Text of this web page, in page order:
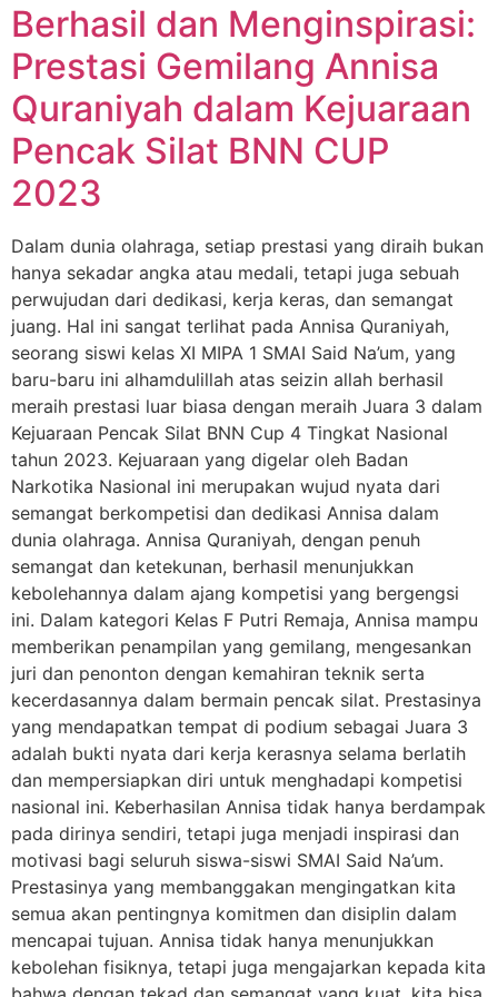
Berhasil dan Menginspirasi:
Prestasi Gemilang Annisa
Quraniyah dalam Kejuaraan
Pencak Silat BNN CUP
2023
Dalam dunia olahraga, setiap prestasi yang diraih bukan
hanya sekadar angka atau medali, tetapi juga sebuah
perwujudan dari dedikasi, kerja keras, dan semangat
juang. Hal ini sangat terlihat pada Annisa Quraniyah,
seorang siswi kelas XI MIPA 1 SMAI Said Na’um, yang
baru-baru ini alhamdulillah atas seizin allah berhasil
meraih prestasi luar biasa dengan meraih Juara 3 dalam
Kejuaraan Pencak Silat BNN Cup 4 Tingkat Nasional
tahun 2023. Kejuaraan yang digelar oleh Badan
Narkotika Nasional ini merupakan wujud nyata dari
semangat berkompetisi dan dedikasi Annisa dalam
dunia olahraga. Annisa Quraniyah, dengan penuh
semangat dan ketekunan, berhasil menunjukkan
kebolehannya dalam ajang kompetisi yang bergengsi
ini. Dalam kategori Kelas F Putri Remaja, Annisa mampu
memberikan penampilan yang gemilang, mengesankan
juri dan penonton dengan kemahiran teknik serta
kecerdasannya dalam bermain pencak silat. Prestasinya
yang mendapatkan tempat di podium sebagai Juara 3
adalah bukti nyata dari kerja kerasnya selama berlatih
dan mempersiapkan diri untuk menghadapi kompetisi
nasional ini. Keberhasilan Annisa tidak hanya berdampak
pada dirinya sendiri, tetapi juga menjadi inspirasi dan
motivasi bagi seluruh siswa-siswi SMAI Said Na’um.
Prestasinya yang membanggakan mengingatkan kita
semua akan pentingnya komitmen dan disiplin dalam
mencapai tujuan. Annisa tidak hanya menunjukkan
kebolehan fisiknya, tetapi juga mengajarkan kepada kita